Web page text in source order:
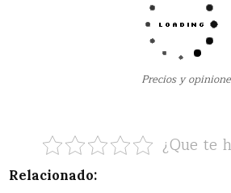
Precios y
¿Que te
Relacionado: